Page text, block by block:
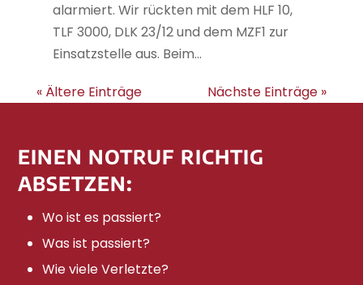
alarmiert. Wir rückten mit dem HLF 10,
TLF 3000, DLK 23/12 und dem MZF1 zur
Einsatzstelle aus. Beim...
« Ältere Einträge Nächste Einträge »
EINEN NOTRUF RICHTIG
ABSETZEN:
Wo ist es passiert?
Was ist passiert?
Wie viele Verletzte?